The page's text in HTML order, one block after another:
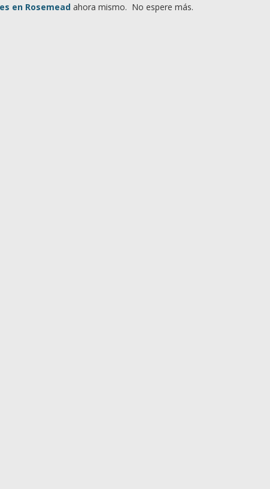
en Rosemead ahora mismo. No espere más.